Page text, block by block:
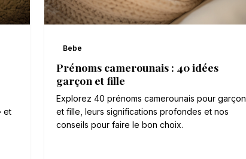
et
Bebe
Prénoms camerounais : 40 idées
garçon et fille
Explorez 40 prénoms camerounais pour garçon
et fille, leurs significations profondes et nos
conseils pour faire le bon choix.